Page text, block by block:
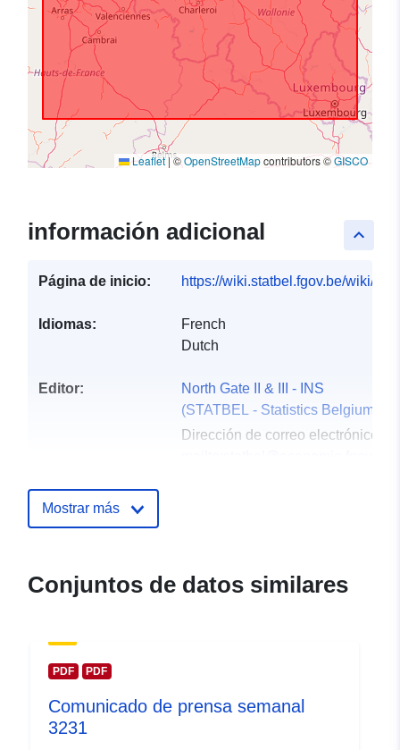
Leaflet|©OpenStreetMapcontributors ©GISCO
keyboard_arrow_up
información adicional
Página de inicio: https://wiki.statbel.fgov.be/wiki/
Idiomas:
French
Dutch
Editor:
North Gate II & III - INS
(STATBEL - Statistics Belgium)
Dirección de correo electrónico:
Dirección de correo electrónico:
https://statbel.fgov.be/nl
Mostrar más
Conjuntos de datos similares
PDF PDF
Comunicado de prensa semanal
3231